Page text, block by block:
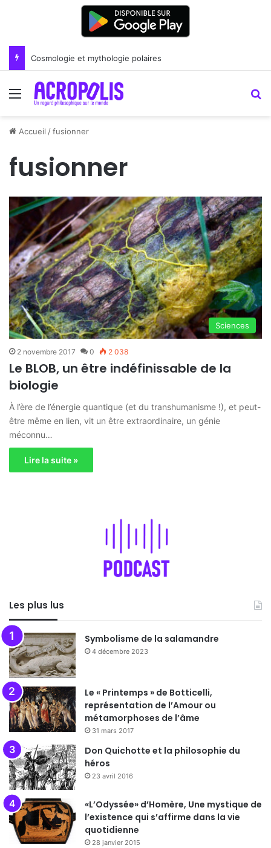
Cosmologie et mythologie polaires
Menu
Accueil /fusionner
fusionner
Sciences
2 novembre 2017 0 2 038
Le BLOB, un être indéfinissable de la
biologie
À l’ère de l’énergie quantique (et du transhumanisme !), et peut-
être même en lien, vit un être extraordinaire, un génie
méconnu…
Lire la suite »
Les plus lus
Symbolisme de la salamandre
4 décembre 2023
Le « Printemps » de Botticelli,
représentation de l’Amour ou
métamorphoses de l’âme
31 mars 2017
Don Quichotte et la philosophie du
héros
23 avril 2016
«L’Odyssée» d’Homère, Une mystique de
l’existence qui s’affirme dans la vie
quotidienne
28 janvier 2015